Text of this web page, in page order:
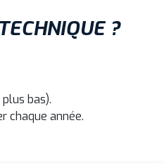
?
bas).
chaque année.